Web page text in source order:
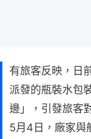
有旅客反映，日
派發的瓶裝水包
邊」，引發旅客
5月4日，廠家與